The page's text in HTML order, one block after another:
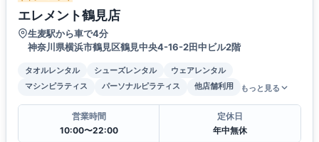
エレメント鶴見店
生麦駅から車で4分
神奈川県横浜市鶴見区鶴見中央4-16-2田中ビル2階
タオルレンタル シューズレンタル
ウェアレンタル
マシンピラティス
パーソナルピラティス 他店舗利用 もっと見る
営業時間
10:00〜22:00
定休日
年中無休